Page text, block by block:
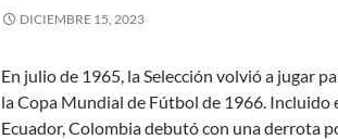
DICIEMBRE 15, 2023
En julio de 1965, la Selección volvió a jugar
la Copa Mundial de Fútbol de 1966. Incluido
Ecuador, Colombia debutó con una derrota